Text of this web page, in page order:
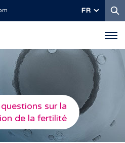
FR
sur la
de la fertilité